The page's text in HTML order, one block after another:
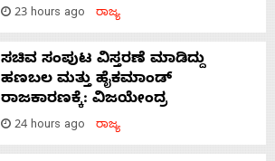
23 hours ago ರಾಜ್ಯ
ಸಚಿವ ಸಂಪುಟ ವಿಸ್ತರಣೆ ಮಾಡಿದ್ದು
ಹಣಬಲ ಮತ್ತು ಹೈಕಮಾಂಡ್
ರಾಜಕಾರಣಕ್ಕೆ: ವಿಜಯೇಂದ್ರ
24 hours ago ರಾಜ್ಯ